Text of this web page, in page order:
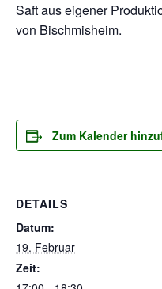
Saft aus eigener
von Bischmisheim.
Zum Kalender
DETAILS
Datum:
19. Februar
Zeit: